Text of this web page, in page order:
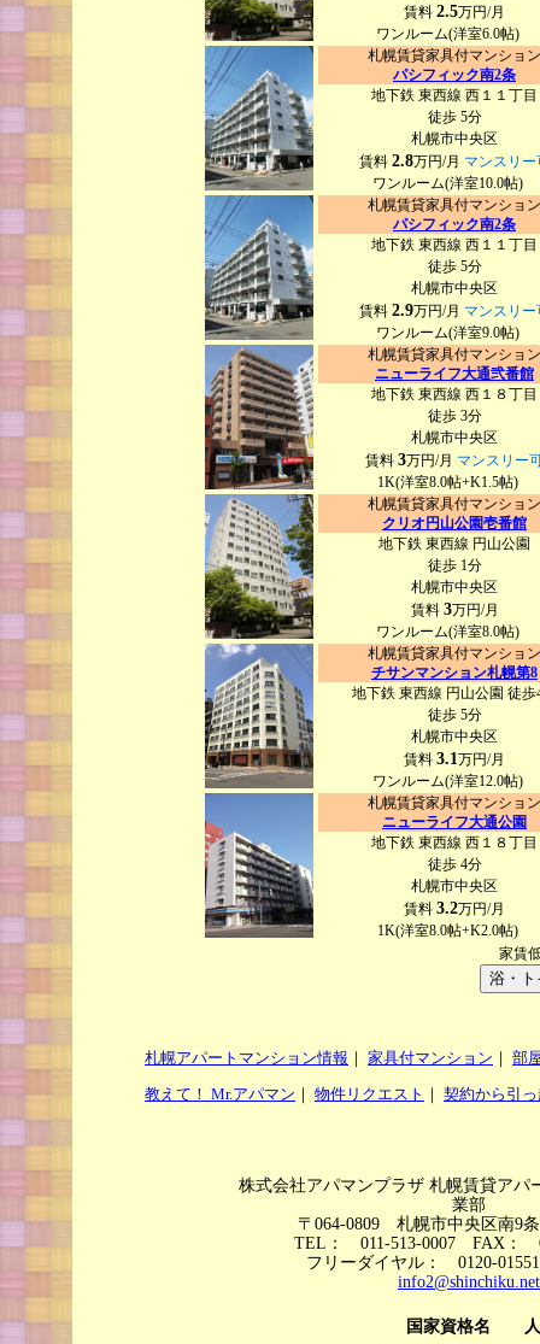
賃料 2.5万円/月
ワンルーム(洋室6.0帖)
札幌賃貸家具付マンション
パシフィック南2条
地下鉄 東西線 西１１丁目
徒歩 5分
札幌市中央区
賃料 2.8万円/月 マンスリー
ワンルーム(洋室10.0帖)
札幌賃貸家具付マンション
パシフィック南2条
地下鉄 東西線 西１１丁目
徒歩 5分
札幌市中央区
賃料 2.9万円/月 マンスリー
ワンルーム(洋室9.0帖)
札幌賃貸家具付マンション
ニューライフ大通弐番館
地下鉄 東西線 西１８丁目
徒歩 3分
札幌市中央区
賃料 3万円/月 マンスリー
1K(洋室8.0帖+K1.5帖)
札幌賃貸家具付マンション
クリオ円山公園壱番館
地下鉄 東西線 円山公園
徒歩 1分
札幌市中央区
賃料 3万円/月
ワンルーム(洋室8.0帖)
札幌賃貸家具付マンション
チサンマンション札幌第8
地下鉄 東西線 円山公園 徒歩
徒歩 5分
札幌市中央区
賃料 3.1万円/月
ワンルーム(洋室12.0帖)
札幌賃貸家具付マンション
ニューライフ大通公園
地下鉄 東西線 西１８丁目
徒歩 4分
札幌市中央区
賃料 3.2万円/月
1K(洋室8.0帖+K2.0帖)
家賃
浴・ト
札幌アパートマンション情報 ｜ 家具付マンション ｜ 部
教えて！ Mr.アパマン ｜ 物件リクエスト ｜ 契約から引
株式会社アパマンプラザ 札幌賃貸アパ
業部
〒064-0809 札幌市中央区南9
TEL： 011-513-0007 FAX：
フリーダイヤル： 0120-
info2@shinchiku.net
国家資格名